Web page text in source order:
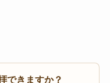
できますか？